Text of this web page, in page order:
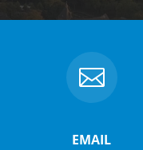

EMAIL